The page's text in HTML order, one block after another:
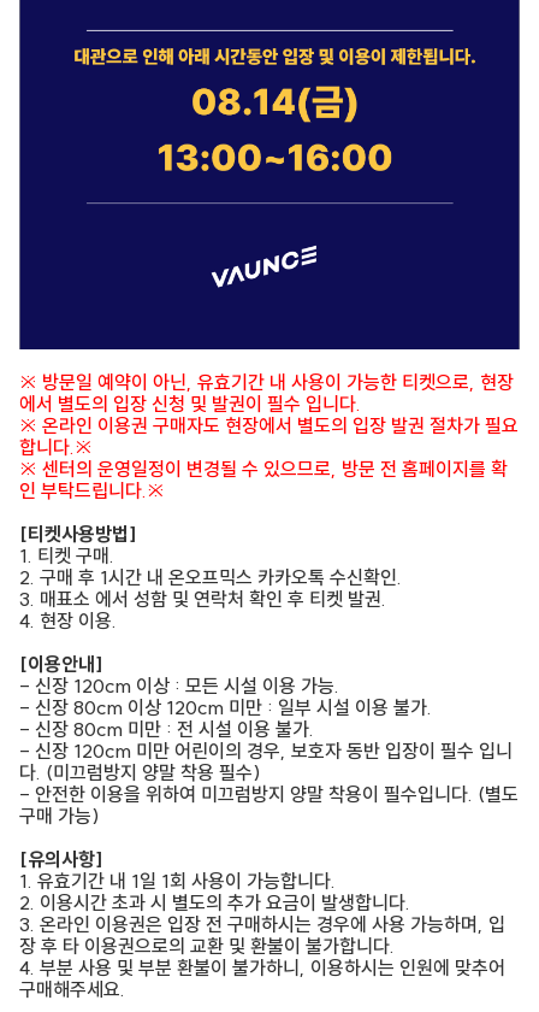
※ 방문일 예약이 아닌, 유효기간 내 사용이 가능한 티켓으로, 현장
에서 별도의 입장 신청 및 발권이 필수 입니다.
※ 온라인 이용권 구매자도 현장에서 별도의 입장 발권 절차가 필요
합니다.※
※ 센터의 운영일정이 변경될 수 있으므로, 방문 전 홈페이지를 확
인 부탁드립니다.※
[티켓사용방법]
1. 티켓 구매.
2. 구매 후 1시간 내 온오프믹스 카카오톡 수신확인.
3. 매표소 에서 성함 및 연락처 확인 후 티켓 발권.
4. 현장 이용.
[이용안내]
- 신장 120cm 이상 : 모든 시설 이용 가능.
- 신장 80cm 이상 120cm 미만 : 일부 시설 이용 불가.
- 신장 80cm 미만 : 전 시설 이용 불가.
- 신장 120cm 미만 어린이의 경우, 보호자 동반 입장이 필수 입니
다. (미끄럼방지 양말 착용 필수)
- 안전한 이용을 위하여 미끄럼방지 양말 착용이 필수입니다. (별도
구매 가능)
[유의사항]
1. 유효기간 내 1일 1회 사용이 가능합니다.
2. 이용시간 초과 시 별도의 추가 요금이 발생합니다.
3. 온라인 이용권은 입장 전 구매하시는 경우에 사용 가능하며, 입
장 후 타 이용권으로의 교환 및 환불이 불가합니다.
4. 부분 사용 및 부분 환불이 불가하니, 이용하시는 인원에 맞추어
구매해주세요.